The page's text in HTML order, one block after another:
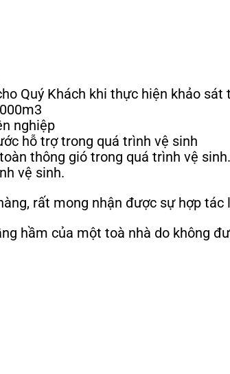
Quý Khách khi thực hiện khảo sát
nghiệp
hỗ trợ trong quá trình vệ sinh
thông gió trong quá trình vệ sinh.
vệ sinh.
rất mong nhận được sự hợp tác
hầm của một toà nhà do không